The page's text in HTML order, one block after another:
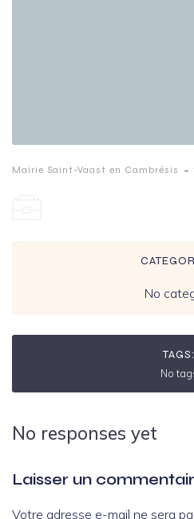
Mairie Saint-Vaast en Cambrésis -
No
TAGS:
No
No responses yet
Laisser un
Votre adresse e-mail ne sera